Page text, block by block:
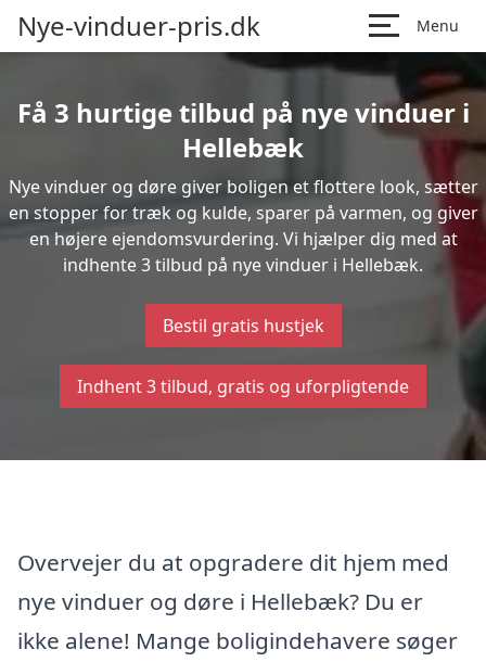
Nye-vinduer-pris.dk Menu
Få 3 hurtige tilbud på nye vinduer i
Hellebæk
Nye vinduer og døre giver boligen et flottere look, sætter
en stopper for træk og kulde, sparer på varmen, og giver
en højere ejendomsvurdering. Vi hjælper dig med at
indhente 3 tilbud på nye vinduer i Hellebæk.
Bestil gratis hustjek
Indhent 3 tilbud, gratis og uforpligtende
Overvejer du at opgradere dit hjem med
nye vinduer og døre i Hellebæk? Du er
ikke alene! Mange boligindehavere søger